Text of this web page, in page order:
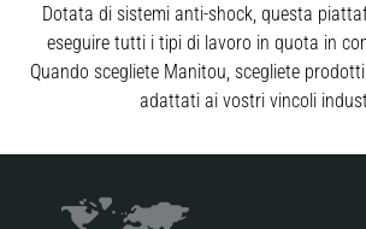
Dotata di sistemi anti-shock, questa
eseguire tutti i tipi di lavoro in quota in
Quando scegliete Manitou, scegliete
adattati ai vostri vincoli